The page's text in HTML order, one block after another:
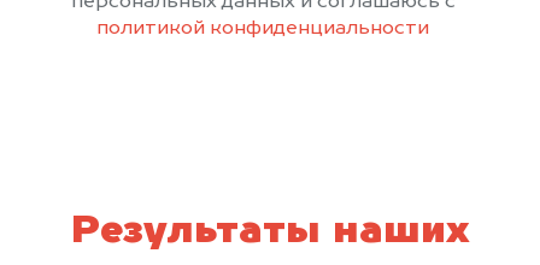
политикой конфиденциальности
Результаты наших